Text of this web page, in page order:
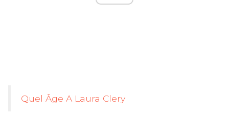
Quel Âge A Laura Clery